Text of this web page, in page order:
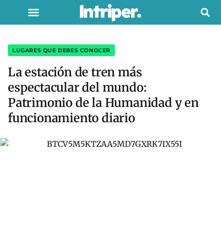
LUGARES QUE DEBES CONOCER
La estación de tren más
espectacular del mundo:
Patrimonio de la Humanidad y en
funcionamiento diario